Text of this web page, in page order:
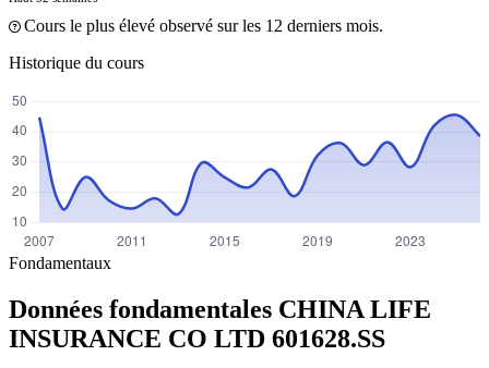
Cours le plus élevé observé sur les 12 derniers mois.
Historique du cours
Fondamentaux
Données fondamentales CHINA LIFE
INSURANCE CO LTD 601628.SS